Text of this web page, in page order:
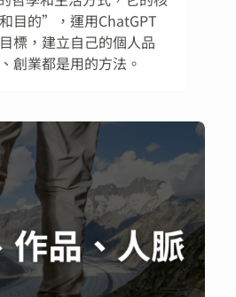
目的”，運用ChatGPT
標，建立自己的個人品
創業都是用的方法。